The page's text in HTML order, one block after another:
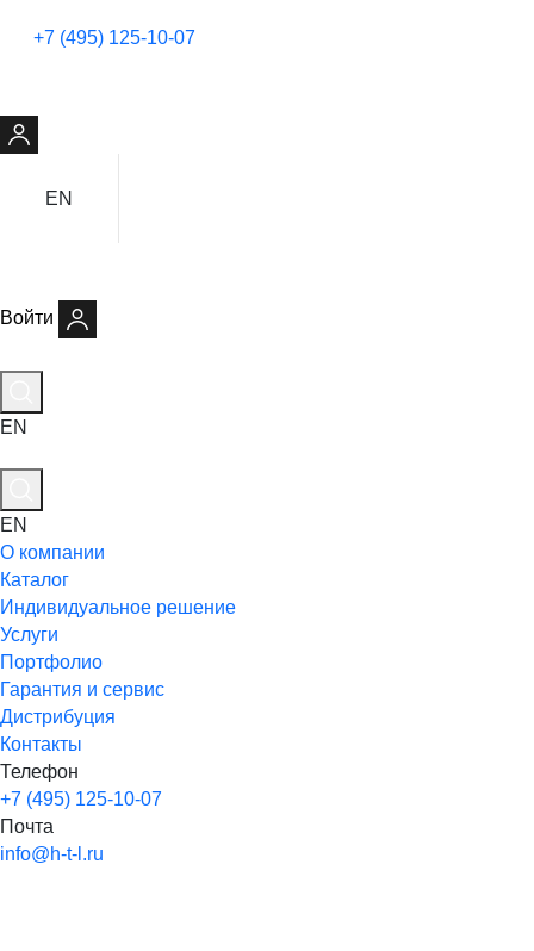
+7 (495) 125-10-07
EN
Войти
EN
EN
О компании
Каталог
Индивидуальное решение
Услуги
Портфолио
Гарантия и сервис
Дистрибуция
Контакты
Телефон
+7 (495) 125-10-07
Почта
info@h-t-l.ru